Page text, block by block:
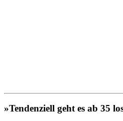
»Tendenziell geht es ab 35